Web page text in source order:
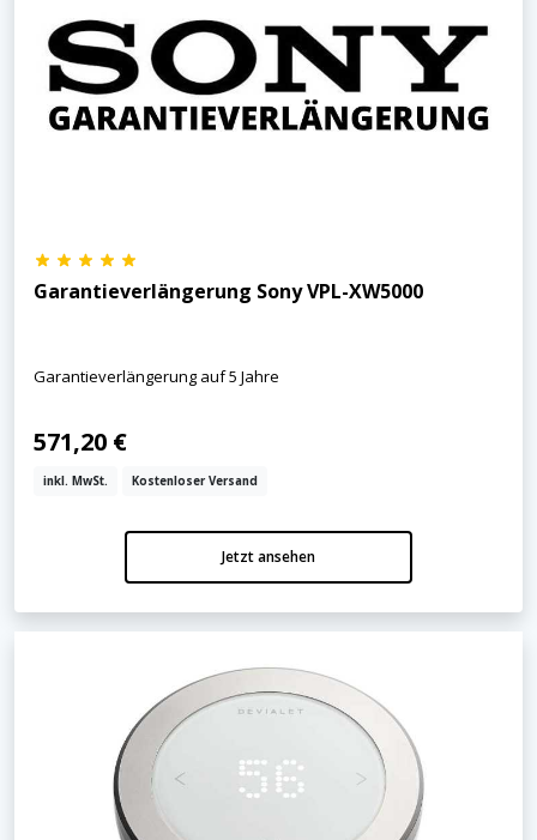
Garantieverlängerung Sony VPL-XW5000
Garantieverlängerung auf 5 Jahre
571,20 €
inkl. MwSt. Kostenloser Versand
Jetzt ansehen